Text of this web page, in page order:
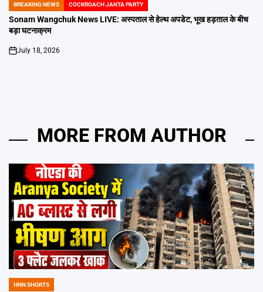
POSTED
IN
BREAKING NEWS COCKROACH JANTA PARTY
Sonam Wangchuk News LIVE: अस्पताल से हेल्थ अपडेट, भूख हड़ताल के बीच
बड़ा घटनाक्रम
on
July 18, 2026
MORE FROM AUTHOR
POSTED
HNN SHORTS